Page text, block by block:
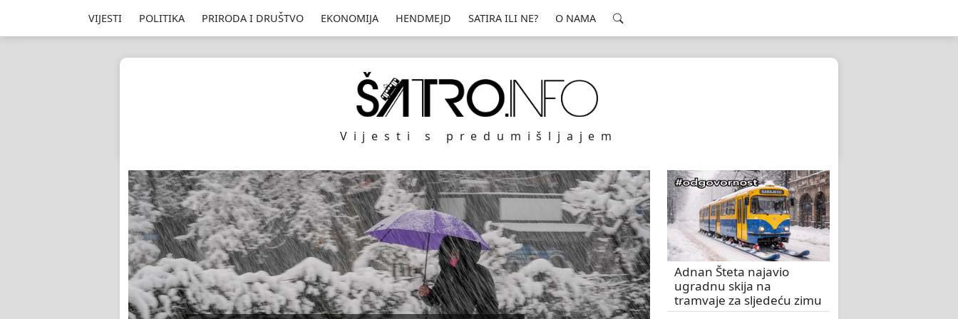
VIJESTI POLITIKA PRIRODA I DRUŠTVO EKONOMIJA HENDMEJD SATIRA ILI NE? O NAMA
Vijesti s predumišljajem
Adnan Šteta najavio
ugradnu skija na
tramvaje za sljedeću zimu